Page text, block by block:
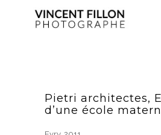
Pietri architectes,
d’une école